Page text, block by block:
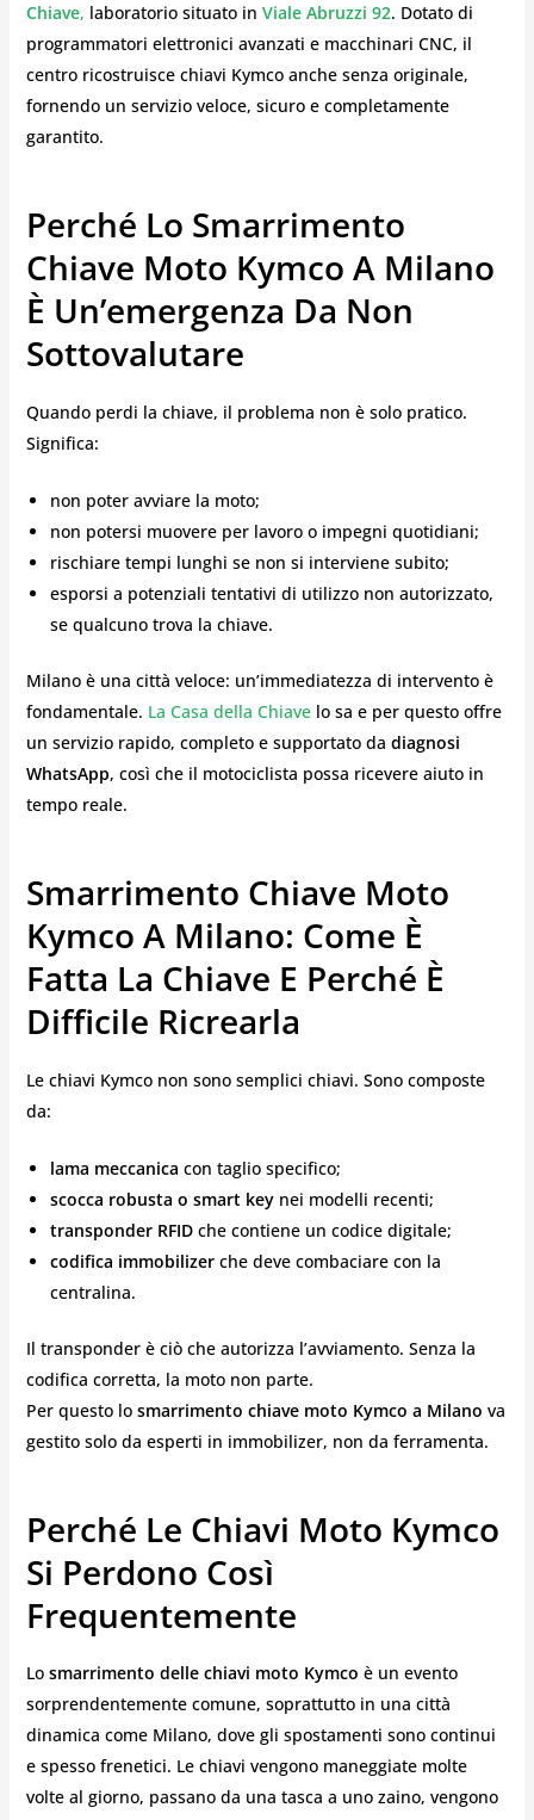
Chiave, laboratorio situato in Viale Abruzzi 92. Dotato di
programmatori elettronici avanzati e macchinari CNC, il
centro ricostruisce chiavi Kymco anche senza originale,
fornendo un servizio veloce, sicuro e completamente
garantito.
Perché Lo Smarrimento
Chiave Moto Kymco A Milano
È Un’emergenza Da Non
Sottovalutare
Quando perdi la chiave, il problema non è solo pratico.
Significa:
non poter avviare la moto;
non potersi muovere per lavoro o impegni quotidiani;
rischiare tempi lunghi se non si interviene subito;
esporsi a potenziali tentativi di utilizzo non autorizzato,
se qualcuno trova la chiave.
Milano è una città veloce: un’immediatezza di intervento è
fondamentale. La Casa della Chiave lo sa e per questo offre
un servizio rapido, completo e supportato da diagnosi
WhatsApp, così che il motociclista possa ricevere aiuto in
tempo reale.
Smarrimento Chiave Moto
Kymco A Milano: Come È
Fatta La Chiave E Perché È
Difficile Ricrearla
Le chiavi Kymco non sono semplici chiavi. Sono composte
da:
lama meccanica con taglio specifico;
scocca robusta o smart keynei modelli recenti;
transponder RFIDche contiene un codice digitale;
codifica immobilizerche deve combaciare con la
centralina.
Il transponder è ciò che autorizza l’avviamento. Senza la
codifica corretta, la moto non parte.
Per questo lo smarrimento chiave moto Kymco a Milano va
gestito solo da esperti in immobilizer, non da ferramenta.
Perché Le Chiavi Moto Kymco
Si Perdono Così
Frequentemente
Lo smarrimento delle chiavi moto Kymco è un evento
sorprendentemente comune, soprattutto in una città
dinamica come Milano, dove gli spostamenti sono continui
e spesso frenetici. Le chiavi vengono maneggiate molte
volte al giorno, passano da una tasca a uno zaino, vengono